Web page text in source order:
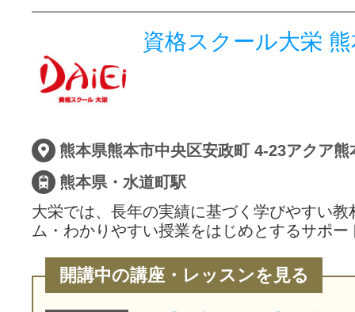
資格スクール大栄
熊本県・水道町駅
大栄では、長年の実績に基づく学びやすい教
ム・わかりやすい授業をはじめとするサポ
開講中の講座・レッスンを見る